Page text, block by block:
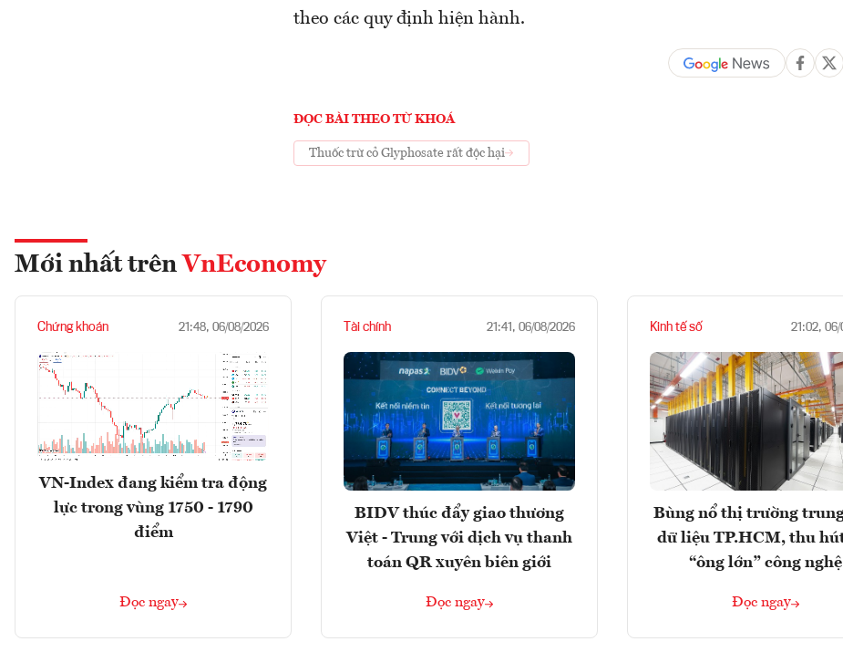
theo các quy định hiện hành.
ĐỌC BÀI THEO TỪ KHOÁ
Thuốc trừ cỏ Glyphosate rất độc hại
Mới nhất trên VnEconomy
Chứng khoán 21:48, 06/08/2026
VN-Index đang kiểm tra động
lực trong vùng 1750 - 1790
điểm
Đọc ngay
Tài chính 21:41, 06/08/2026
BIDV thúc đẩy giao thương
Việt - Trung với dịch vụ thanh
toán QR xuyên biên giới
Đọc ngay
Kinh tế số 21:02,
Bùng nổ thị trường
dữ liệu TP.HCM, thu
“ông lớn” công nghệ
Đọc ngay